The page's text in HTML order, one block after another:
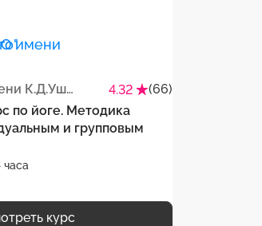
АНО "НИУДПО имени К.Д.Ушинского" 4.32
(66)
по йоге. Методика
и групповым
часа
курс